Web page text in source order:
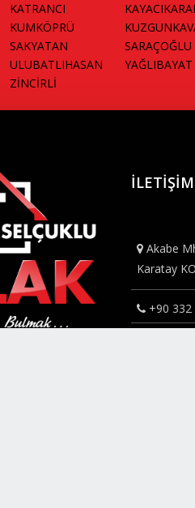
KATRANCI
KUMKÖPRÜ
SAKYATAN SARAÇOĞLU
ULUBATLIHASAN YAĞLIBAYAT
ZİNCİRLİ
İLETIŞIM
Akabe
Karatay
+90 332